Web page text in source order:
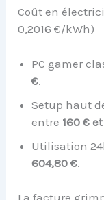
Coût en
0,2016 €/kWh)
PC gamer
€.
Setup haut
entre 160 €
Utilisation
604,80 €.